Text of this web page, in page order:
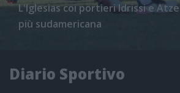
L'Iglesias coi portieri Idrissi e
più sudamericana
Diario Sportivo